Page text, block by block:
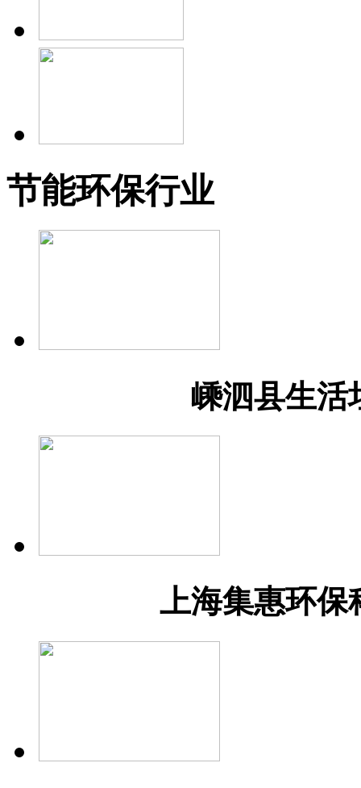
节能环保行业
嵊泗县生活
上海集惠环保